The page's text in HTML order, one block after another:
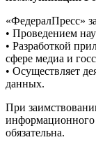
«ФедералПресс»
• Проведением
• Разработкой
сфере медиа и
• Осуществляет
данных.
При
информационного
обязательна.